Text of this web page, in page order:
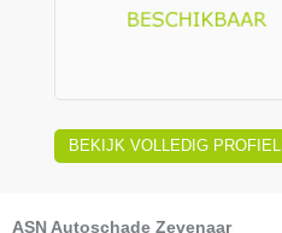
BEKIJK VOLLEDIG PROFIEL
ASN Autoschade Zevenaar